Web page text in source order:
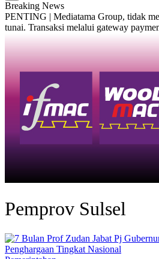
Breaking News
PENTING | Mediatama Group, tidak
tunai. Transaksi melalui gateway
Pemprov Sulsel